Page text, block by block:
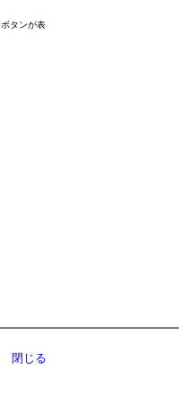
タンが表
閉じる